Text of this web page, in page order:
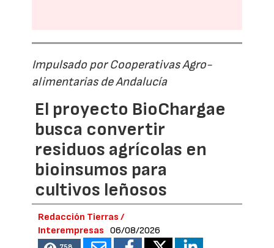
Impulsado por Cooperativas Agro-
alimentarias de Andalucía
El proyecto BioChargae
busca convertir
residuos agrícolas en
bioinsumos para
cultivos leñosos
Redacción Tierras /
Interempresas
06/08/2026